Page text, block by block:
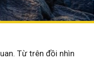
Từ trên đồi nhìn